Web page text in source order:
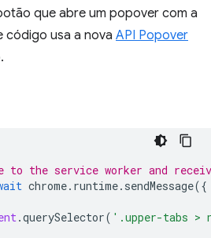
que abre um popover com a
código usa a nova API Popover
to the service worker and
chrome. runtime. sendMessage({
.querySelector( '.upper-tabs >